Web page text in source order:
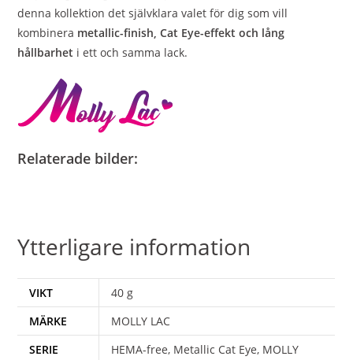
denna kollektion det självklara valet för dig som vill
kombinera metallic-finish, Cat Eye-effekt och lång
hållbarhet i ett och samma lack.
Relaterade bilder:
Ytterligare information
VIKT
40 g
MÄRKE
MOLLY LAC
SERIE
HEMA-free, Metallic Cat Eye, MOLLY